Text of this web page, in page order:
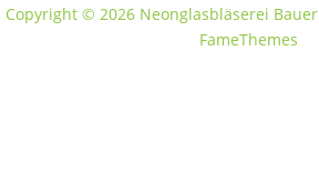
Copyright © 2026 Neonglasbläserei Bauer
FameThemes